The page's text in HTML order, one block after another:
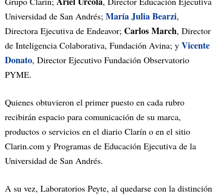
Universidad de San Andrés; María Julia Bearzi,
Directora Ejecutiva de Endeavor; Carlos March, Director
de Inteligencia Colaborativa, Fundación Avina; y Vicente
Donato, Director Ejecutivo Fundación Observatorio
PYME.
Quienes obtuvieron el primer puesto en cada rubro
recibirán espacio para comunicación de su marca,
productos o servicios en el diario Clarín o en el sitio
Clarin.com y Programas de Educación Ejecutiva de la
Universidad de San Andrés.
A su vez, Laboratorios Peyte, al quedarse con la distinción